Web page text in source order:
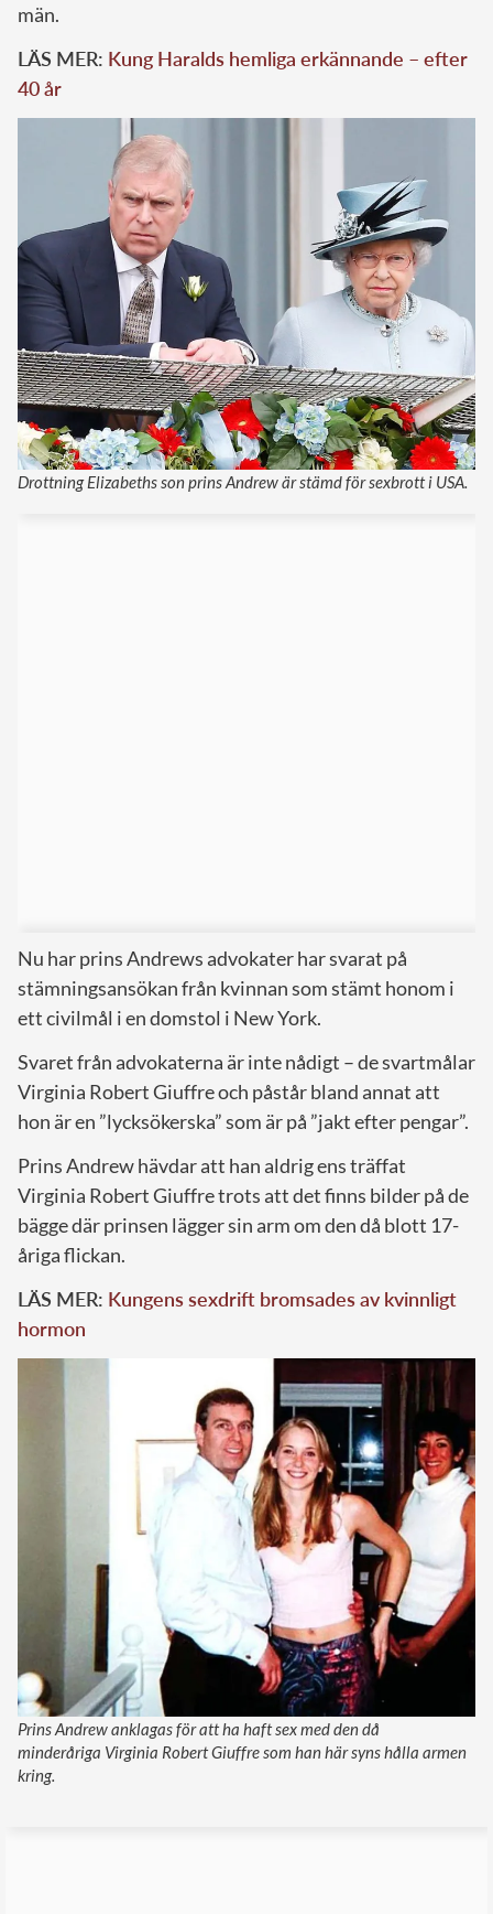
män.
LÄS MER: Kung Haralds hemliga erkännande – efter
40 år
Drottning Elizabeths son prins Andrew är stämd för sexbrott i USA.
Nu har prins Andrews advokater har svarat på
stämningsansökan från kvinnan som stämt honom i
ett civilmål i en domstol i New York.
Svaret från advokaterna är inte nådigt – de svartmålar
Virginia Robert Giuffre och påstår bland annat att
hon är en ”lycksökerska” som är på ”jakt efter pengar”.
Prins Andrew hävdar att han aldrig ens träffat
Virginia Robert Giuffre trots att det finns bilder på de
bägge där prinsen lägger sin arm om den då blott 17-
åriga flickan.
LÄS MER: Kungens sexdrift bromsades av kvinnligt
hormon
Prins Andrew anklagas för att ha haft sex med den då
minderåriga Virginia Robert Giuffre som han här syns hålla armen
kring.